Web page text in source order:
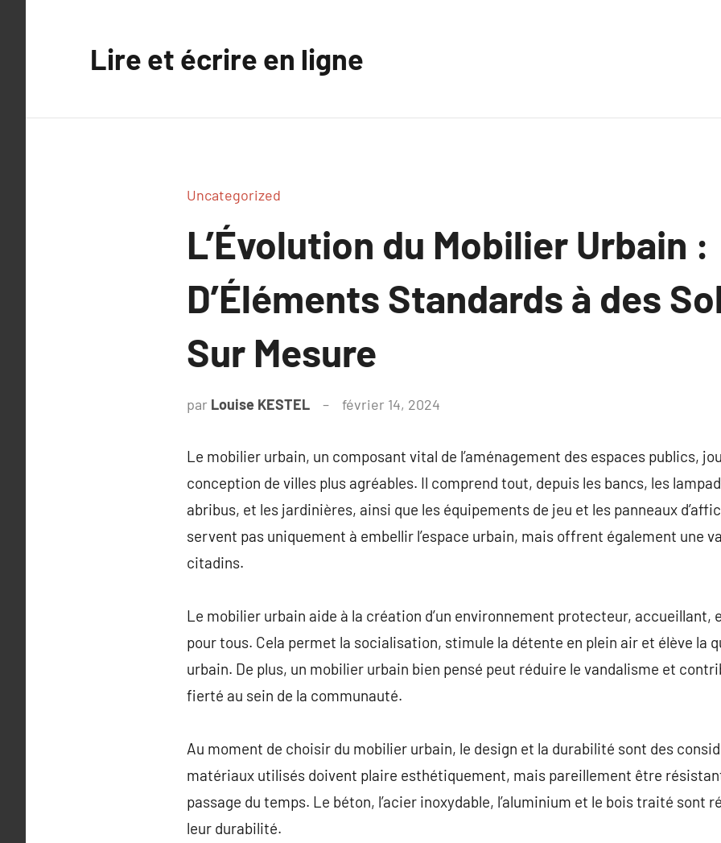
Lire et écrire en ligne
Uncategorized
L’Évolution du Mobilier Urbain :
D’Éléments Standards à des
Sur Mesure
par Louise KESTEL février 14, 2024
Le mobilier urbain, un composant vital de l’aménagement des espaces publics,
conception de villes plus agréables. Il comprend tout, depuis les bancs, les
abribus, et les jardinières, ainsi que les équipements de jeu et les panneaux
servent pas uniquement à embellir l’espace urbain, mais offrent également une
citadins.
Le mobilier urbain aide à la création d’un environnement protecteur,
pour tous. Cela permet la socialisation, stimule la détente en plein air et élève la
urbain. De plus, un mobilier urbain bien pensé peut réduire le vandalisme et
fierté au sein de la communauté.
Au moment de choisir du mobilier urbain, le design et la durabilité sont des
matériaux utilisés doivent plaire esthétiquement, mais pareillement être
passage du temps. Le béton, l’acier inoxydable, l’aluminium et le bois traité sont
leur durabilité.